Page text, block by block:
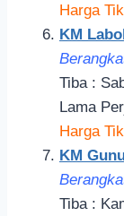
Harga
KM
Tiba :
Lama
Harga
KM
Tiba :